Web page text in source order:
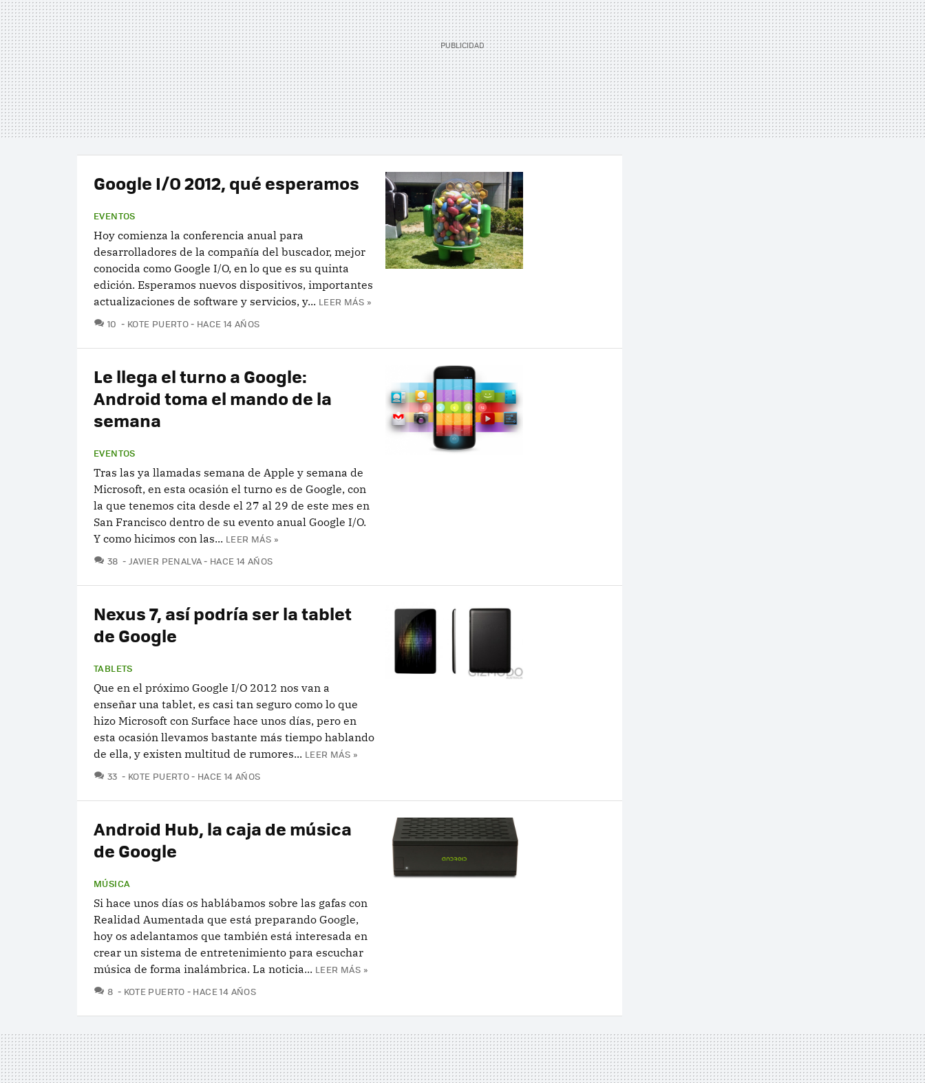
Google I/O 2012, qué esperamos
EVENTOS
Hoy comienza la conferencia anual para
desarrolladores de la compañía del buscador, mejor
conocida como Google I/O, en lo que es su quinta
edición. Esperamos nuevos dispositivos, importantes
actualizaciones de software y servicios, y... LEER MÁS »
10 COMENTARIOS
KOTE PUERTO HACE 14 AÑOS
Le llega el turno a Google:
Android toma el mando de la
semana
EVENTOS
Tras las ya llamadas semana de Apple y semana de
Microsoft, en esta ocasión el turno es de Google, con
la que tenemos cita desde el 27 al 29 de este mes en
San Francisco dentro de su evento anual Google I/O.
Y como hicimos con las... LEER MÁS »
38 COMENTARIOS
JAVIER PENALVA HACE 14 AÑOS
Nexus 7, así podría ser la tablet
de Google
TABLETS
Que en el próximo Google I/O 2012 nos van a
enseñar una tablet, es casi tan seguro como lo que
hizo Microsoft con Surface hace unos días, pero en
esta ocasión llevamos bastante más tiempo hablando
de ella, y existen multitud de rumores... LEER MÁS »
33 COMENTARIOS
KOTE PUERTO HACE 14 AÑOS
Android Hub, la caja de música
de Google
MÚSICA
Si hace unos días os hablábamos sobre las gafas con
Realidad Aumentada que está preparando Google,
hoy os adelantamos que también está interesada en
crear un sistema de entretenimiento para escuchar
música de forma inalámbrica. La noticia... LEER MÁS »
8 COMENTARIOS
KOTE PUERTO HACE 14 AÑOS